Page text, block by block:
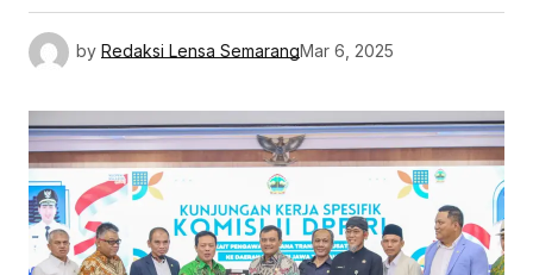
by Redaksi Lensa SemarangMar 6, 2025